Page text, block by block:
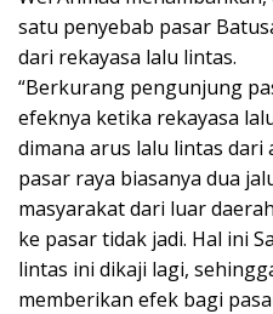
satu penyebab pasar
dari rekayasa lalu lintas.
“Berkurang pengunjung
efeknya ketika rekayasa
dimana arus lalu lintas
pasar raya biasanya dua
masyarakat dari luar
ke pasar tidak jadi. Hal ini
lintas ini dikaji lagi,
memberikan efek bagi